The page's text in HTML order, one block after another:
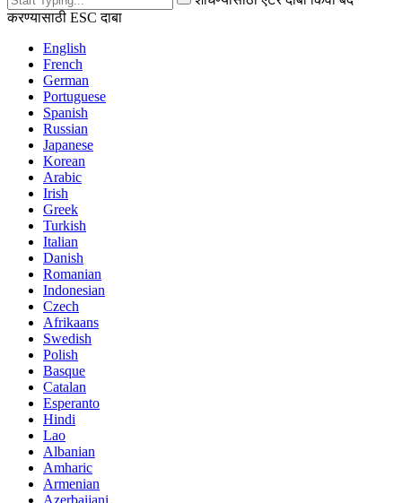
करण्यासाठी ESC दाबा
English
French
German
Portuguese
Spanish
Russian
Japanese
Korean
Arabic
Irish
Greek
Turkish
Italian
Danish
Romanian
Indonesian
Czech
Afrikaans
Swedish
Polish
Basque
Catalan
Esperanto
Hindi
Lao
Albanian
Amharic
Armenian
Azerbaijani